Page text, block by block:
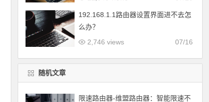
192.168.1.1路由器设置界面进不去怎
么办？
07/16
2,746 views
随机文章
限速路由器-维盟路由器：智能限速不